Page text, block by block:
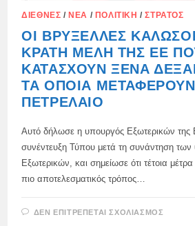
ΔΙΕΘΝΈΣ / ΝΈΑ / ΠΟΛΙΤΙΚΉ /ΣΤΡΑΤΌΣ
ΟΙ ΒΡΥΞΈΛΛΕΣ
ΚΡΆΤΗ ΜΈΛΗ ΤΗΣ ΕΕ
ΚΑΤΆΣΧΟΥΝ ΞΈΝΑ
ΤΑ ΟΠΟΊΑ
ΠΕΤΡΈΛΑΙΟ
Αυτό δήλωσε η υπουργός Εξωτερικών
συνέντευξη Τύπου μετά τη συνάντηση
Εξωτερικών, και σημείωσε ότι τέτοια
πιο αποτελεσματικός τρόπος…
ΔΕΝ ΕΠΙΤΡΈΠΕΤΑΙ ΣΧΟΛΙΑΣΜΌΣ